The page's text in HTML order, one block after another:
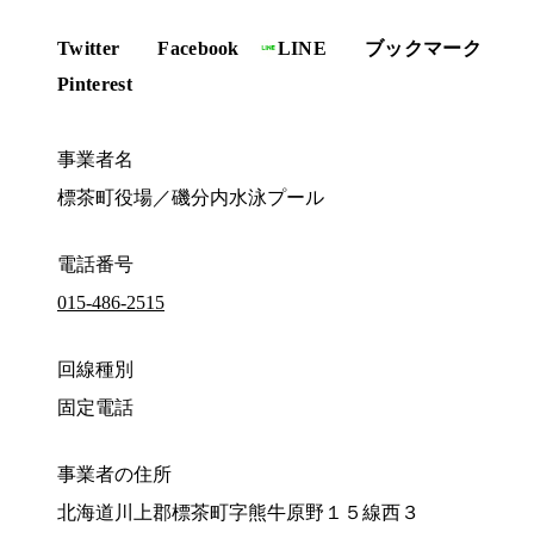
Twitter Facebook LINE
ブックマーク
Pinterest
事業者名
標茶町役場／磯分内水泳プール
電話番号
015-486-2515
回線種別
固定電話
事業者の住所
北海道川上郡標茶町字熊牛原野１５線西３